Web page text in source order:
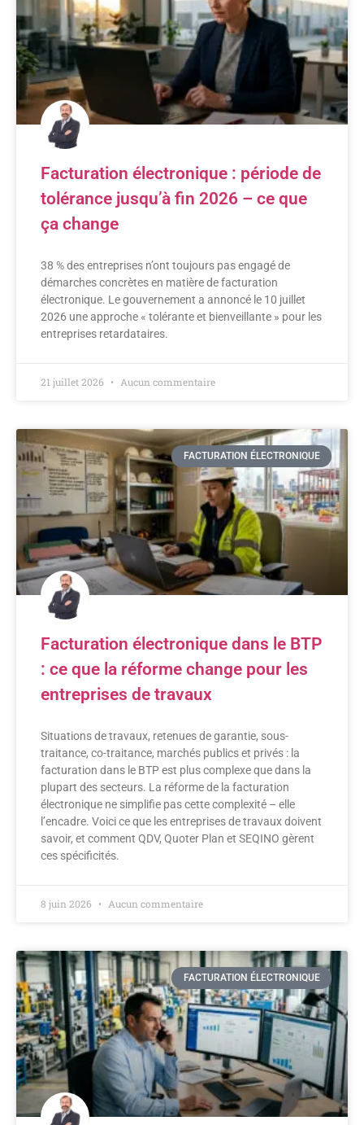
Facturation électronique : période de
tolérance jusqu’à fin 2026 – ce que
ça change
38 % des entreprises n’ont toujours pas engagé de
démarches concrètes en matière de facturation
électronique. Le gouvernement a annoncé le 10 juillet
2026 une approche « tolérante et bienveillante » pour les
entreprises retardataires.
21 juillet 2026 Aucun commentaire
FACTURATION ÉLECTRONIQUE
Facturation électronique dans le BTP
: ce que la réforme change pour les
entreprises de travaux
Situations de travaux, retenues de garantie, sous-
traitance, co-traitance, marchés publics et privés : la
facturation dans le BTP est plus complexe que dans la
plupart des secteurs. La réforme de la facturation
électronique ne simplifie pas cette complexité – elle
l’encadre. Voici ce que les entreprises de travaux doivent
savoir, et comment QDV, Quoter Plan et SEQINO gèrent
ces spécificités.
8 juin 2026 Aucun commentaire
FACTURATION ÉLECTRONIQUE